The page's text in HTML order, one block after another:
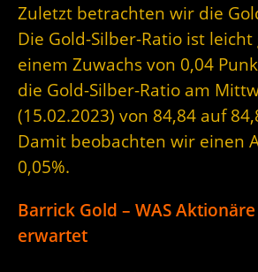
Zuletzt betrachten wir die
Die Gold-Silber-Ratio ist leicht
einem Zuwachs von 0,04
die Gold-Silber-Ratio am
(15.02.2023) von 84,84 auf
Damit beobachten wir einen
0,05%.
Barrick Gold – WAS
erwartet